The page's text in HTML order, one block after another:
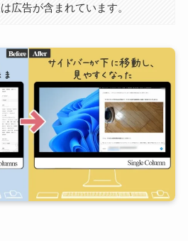
広告が含まれています。